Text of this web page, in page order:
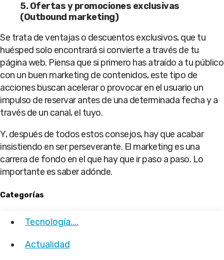
5. Ofertas y promociones exclusivas
(Outbound marketing)
Se trata de ventajas o descuentos exclusivos, que tu
huésped solo encontrará si convierte a través de tu
página web. Piensa que si primero has atraído a tu público
con un buen marketing de contenidos, este tipo de
acciones buscan acelerar o provocar en el usuario un
impulso de reservar antes de una determinada fecha y a
través de un canal, el tuyo.
Y, después de todos estos consejos, hay que acabar
insistiendo en ser perseverante. El marketing es una
carrera de fondo en el que hay que ir paso a paso. Lo
importante es saber adónde.
Categorías
Tecnología....
Actualidad